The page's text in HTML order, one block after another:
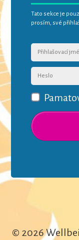
Tato sekce je
prosím, své
© 2026